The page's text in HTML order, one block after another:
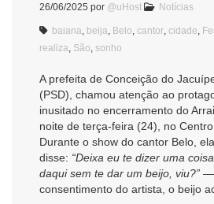
26/06/2025 por @uHost Notícias
baiana beija Belo cantor cidade
realiza São sonho
A prefeita de Conceição do
(PSD), chamou atenção ao
inusitado no encerramento do
noite de terça-feira (24), no Centro
Durante o show do cantor Belo,
disse: “Deixa eu te dizer uma
daqui sem te dar um beijo, viu?” —
consentimento do artista, o beijo